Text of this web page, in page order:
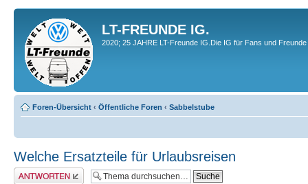
LT-FREUNDE IG.
2020; 25 JAHRE LT-Freunde IG.Die IG für Fans und
Foren-Übersicht ‹ Öffentliche Foren ‹ Sabbelstube
Welche Ersatzteile für Urlaubsreisen
Antwort erstellen